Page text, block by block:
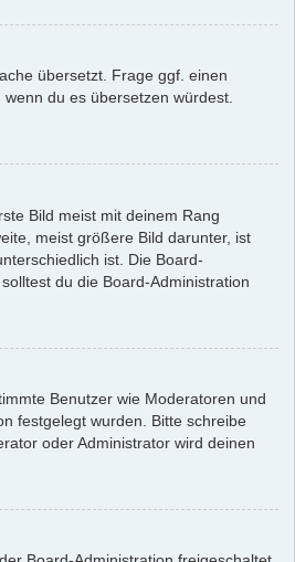
übersetzt. Frage ggf. einen
du es übersetzen würdest.
Bild meist mit deinem Rang
meist größere Bild darunter, ist
ist. Die Board-
du die Board-Administration
Benutzer wie Moderatoren und
festgelegt wurden. Bitte schreibe
oder Administrator wird deinen